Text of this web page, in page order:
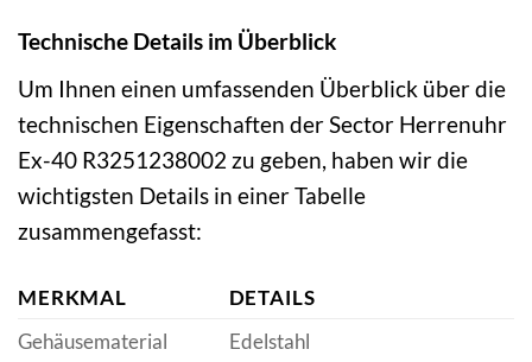
Technische Details im Überblick
Um Ihnen einen umfassenden Überblick über die
technischen Eigenschaften der Sector Herrenuhr
Ex-40 R3251238002 zu geben, haben wir die
wichtigsten Details in einer Tabelle
zusammengefasst:
MERKMAL
DETAILS
Gehäusematerial
Edelstahl